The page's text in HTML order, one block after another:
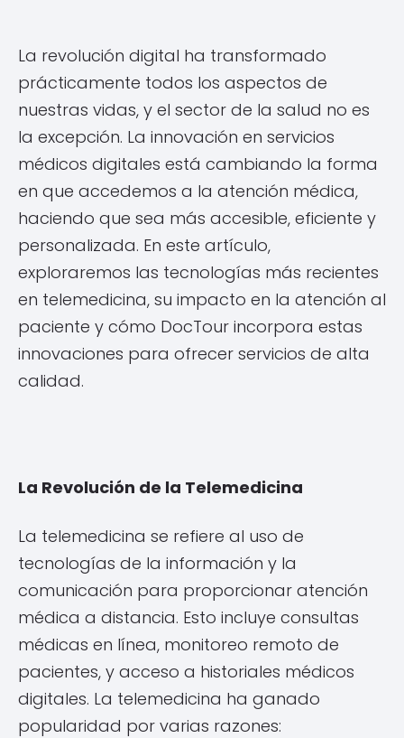
La revolución digital ha transformado
prácticamente todos los aspectos de
nuestras vidas, y el sector de la salud no es
la excepción. La innovación en servicios
médicos digitales está cambiando la forma
en que accedemos a la atención médica,
haciendo que sea más accesible, eficiente y
personalizada. En este artículo,
exploraremos las tecnologías más recientes
en telemedicina, su impacto en la atención al
paciente y cómo DocTour incorpora estas
innovaciones para ofrecer servicios de alta
calidad.
La Revolución de la Telemedicina
La telemedicina se refiere al uso de
tecnologías de la información y la
comunicación para proporcionar atención
médica a distancia. Esto incluye consultas
médicas en línea, monitoreo remoto de
pacientes, y acceso a historiales médicos
digitales. La telemedicina ha ganado
popularidad por varias razones: